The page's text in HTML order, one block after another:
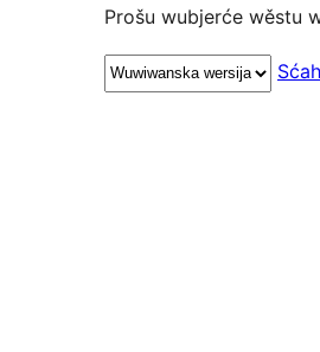
Prošu wubjerće wěstu